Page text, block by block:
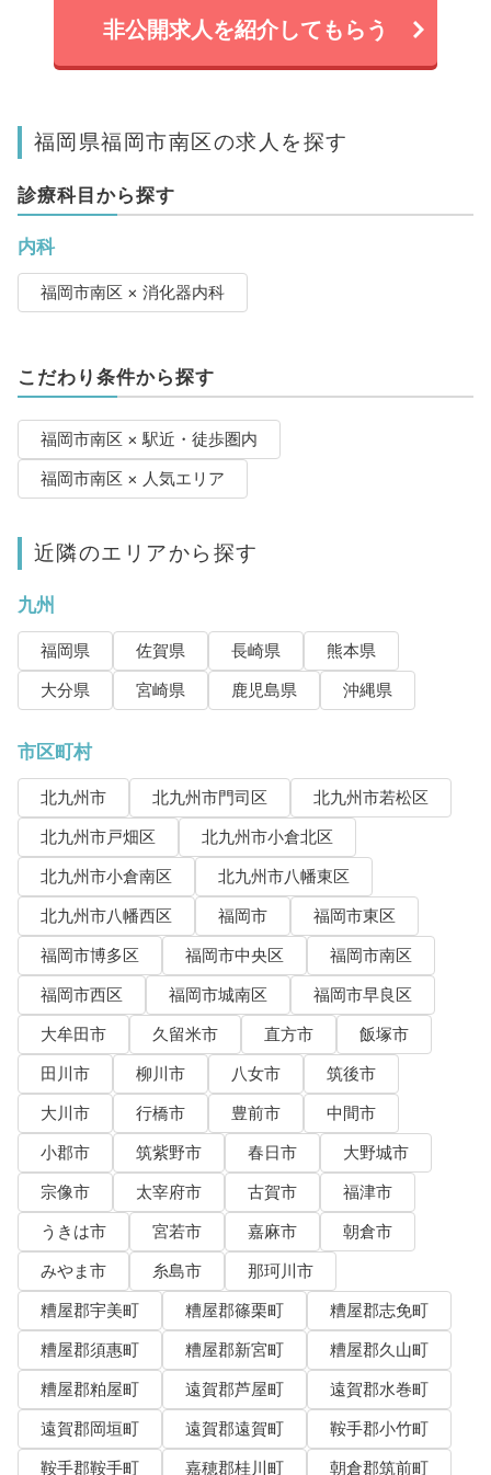
非公開求人を紹介してもらう
福岡県福岡市南区の求人を探す
診療科目から探す
内科
福岡市南区 × 消化器内科
こだわり条件から探す
福岡市南区 × 駅近・徒歩圏内
福岡市南区 × 人気エリア
近隣のエリアから探す
九州
福岡県 佐賀県 長崎県
熊本県
大分県
宮崎県 鹿児島県 沖縄県
市区町村
北九州市 北九州市門司区
北九州市若松区
北九州市戸畑区
北九州市小倉北区
北九州市小倉南区
北九州市八幡東区
北九州市八幡西区
福岡市
福岡市東区
福岡市博多区
福岡市中央区
福岡市南区
福岡市西区
福岡市城南区
福岡市早良区
大牟田市
久留米市 直方市
飯塚市
田川市
柳川市 八女市
筑後市
大川市
行橋市 豊前市
中間市
小郡市
筑紫野市 春日市
大野城市
宗像市
太宰府市 古賀市
福津市
うきは市
宮若市 嘉麻市
朝倉市
みやま市
糸島市
那珂川市
糟屋郡宇美町
糟屋郡篠栗町
糟屋郡志免町
糟屋郡須惠町
糟屋郡新宮町
糟屋郡久山町
糟屋郡粕屋町
遠賀郡芦屋町
遠賀郡水巻町
遠賀郡岡垣町
遠賀郡遠賀町
鞍手郡小竹町
鞍手郡鞍手町
嘉穂郡桂川町
朝倉郡筑前町